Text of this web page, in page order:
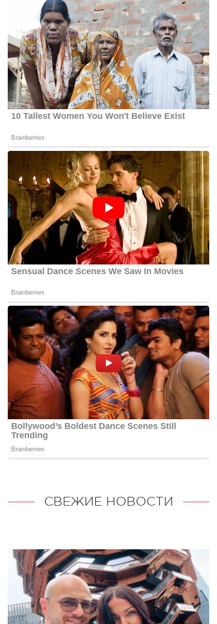
СВЕЖИЕ НОВОСТИ